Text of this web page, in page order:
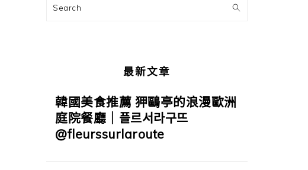
欄
Search
最新文章
韓國美食推薦 狎鷗亭的浪漫歐洲
庭院餐廳｜플르서라구뜨
@fleurssurlaroute